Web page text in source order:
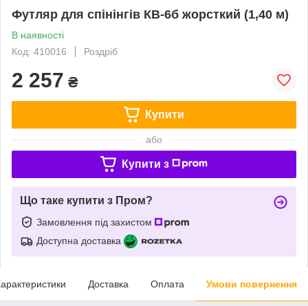
Футляр для спінінгів КВ-6б жорсткий (1,40 м)
В наявності
Код: 410016
Роздріб
2 257 ₴
Купити
або
Купити з
Що таке купити з Пром?
Замовлення під захистом
Доступна доставка
Доставка Оплата Умови повернення